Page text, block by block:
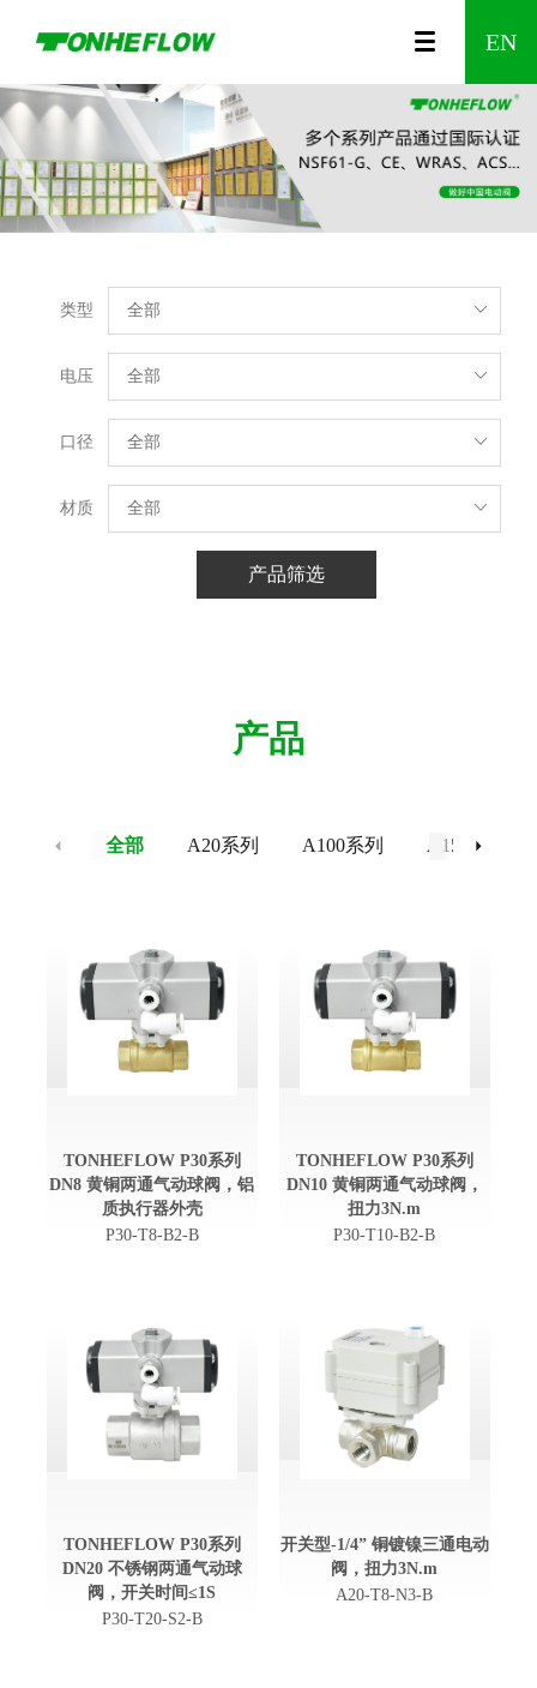
类型
电压
口径
材质
产品筛选
产品
全部 A20系列 A100系列 A150系列
TONHEFLOW P30系列
DN8 黄铜两通气动球阀，铝
质执行器外壳
P30-T8-B2-B
TONHEFLOW P30系列
DN10 黄铜两通气动球阀，
扭力3N.m
P30-T10-B2-B
TONHEFLOW P30系列
DN20 不锈钢两通气动球
阀，开关时间≤1S
P30-T20-S2-B
开关型-1/4” 铜镀镍三通电动
阀，扭力3N.m
A20-T8-N3-B
EN
司
介
企
业
文
展
历
业
资
企
业
风
A150 A550
系列
调
节
型
动
间
控
阀
漏
水
警
控
阀
智
能
无
电
A20
系
列
Fi
调
农
灌
食
品
制
利
工
能
家
咨
留